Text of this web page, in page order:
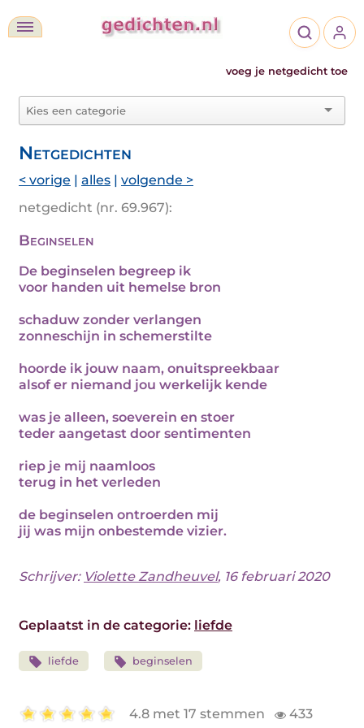
voeg je netgedicht toe
Netgedichten
< vorige | alles | volgende >
netgedicht (nr. 69.967):
Beginselen
De beginselen begreep ik
voor handen uit hemelse bron
schaduw zonder verlangen
zonneschijn in schemerstilte
hoorde ik jouw naam, onuitspreekbaar
alsof er niemand jou werkelijk kende
was je alleen, soeverein en stoer
teder aangetast door sentimenten
riep je mij naamloos
terug in het verleden
de beginselen ontroerden mij
jij was mijn onbestemde vizier.
Schrijver: Violette Zandheuvel, 16 februari 2020
Geplaatst in de categorie: liefde
liefde beginselen
4.8 met 17 stemmen 433